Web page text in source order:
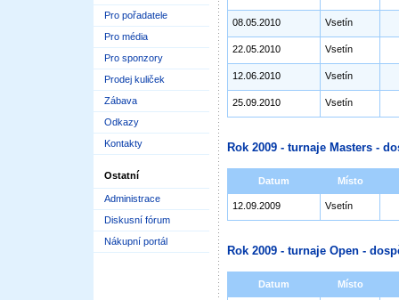
Pro pořadatele
Pro média
Pro sponzory
Prodej kuliček
Zábava
Odkazy
Kontakty
Ostatní
Administrace
Diskusní fórum
Nákupní portál
08.05.2010 Vsetín
22.05.2010 Vsetín
12.06.2010 Vsetín
25.09.2010 Vsetín
Rok 2009 - turnaje Masters -
Datum Místo
12.09.2009 Vsetín
Rok 2009 - turnaje Open -
Datum Místo